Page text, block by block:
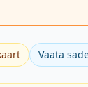
Vaata